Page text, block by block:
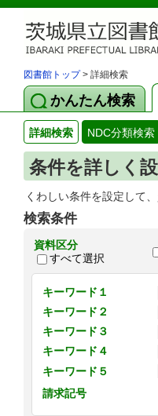
図書館トップ> 詳細検索
かんたん検索
詳細検索 NDC分類検索
条件を詳しく
くわしい条件を設定して
検索条件
資料区分
すべて選択
キーワード１
キーワード２
キーワード３
キーワード４
キーワード５
請求記号